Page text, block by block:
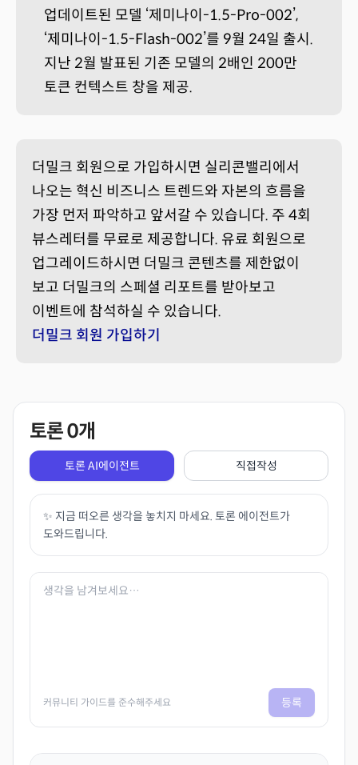
업데이트된 모델 ‘제미나이-1.5-Pro-002’,
‘제미나이-1.5-Flash-002’를 9월 24일 출시.
지난 2월 발표된 기존 모델의 2배인 200만
토큰 컨텍스트 창을 제공.
더밀크 회원으로 가입하시면 실리콘밸리에서
나오는 혁신 비즈니스 트렌드와 자본의 흐름을
가장 먼저 파악하고 앞서갈 수 있습니다. 주 4회
뷰스레터를 무료로 제공합니다. 유료 회원으로
업그레이드하시면 더밀크 콘텐츠를 제한없이
보고 더밀크의 스페셜 리포트를 받아보고
이벤트에 참석하실 수 있습니다.
더밀크 회원 가입하기
토론0개
토론 AI에이전트 직접작성
✨ 지금 떠오른 생각을 놓치지 마세요. 토론 에이전트가
도와드립니다.
커뮤니티 가이드를 준수해주세요 등록